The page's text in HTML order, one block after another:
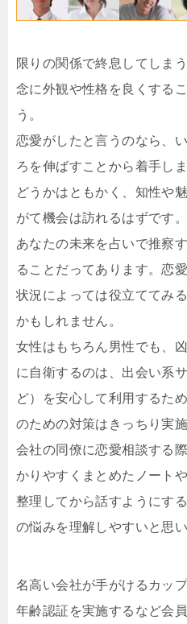
限りの関係で終息してしま
念に外観や性格を良くする
う。
恋愛がしたと言うのなら、
ろを伸ばすことから着手し
どうかはともかく、知性や
がて機会は訪れるはずです。
あなたの未来を占いで推察
ることだってあります。恋
状況によっては役立ててみ
かもしれません。
女性はもちろん男性でも、
に自衛するのは、出会い系
ど）を安心して利用するた
のための対策はきっちり実
会社の同僚に恋愛相談する
かりやすくまとめたノート
整理してから話すようにす
の悩みを理解しやすいと思い
名高い会社が手がけるカッ
年齢認証を実施するなど会